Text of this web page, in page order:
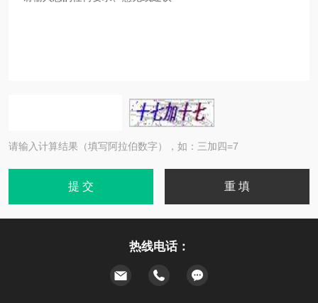
请输入计算结果（填写阿拉伯数字），如：三加四=7
热线电话：